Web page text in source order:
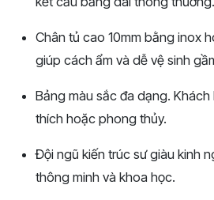
Chân tủ cao 10mm bằng inox
giúp cách ẩm và dễ vệ sinh
Bảng màu sắc đa dạng.
thích hoặc phong thủy.
Đội ngũ kiến trúc sư giàu kinh
thông minh và khoa học.